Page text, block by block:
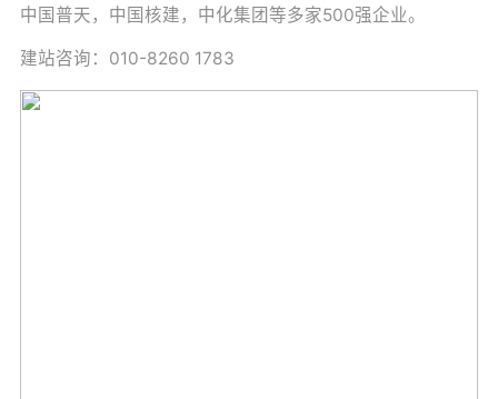
中国普天，中国核建，中化集团等多家500强企业。
建站咨询：010-8260 1783